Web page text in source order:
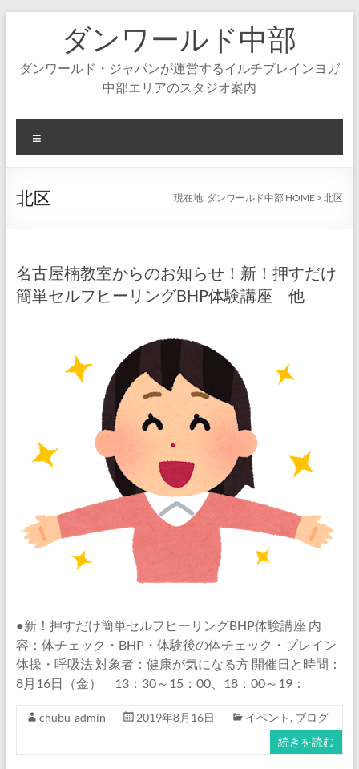
ダンワールド中部
ダンワールド・ジャパンが運営するイルチブレインヨガ
中部エリアのスタジオ案内
ニ
ー
北区 現在地: ダンワールド中部 HOME >北区
名古屋楠教室からのお知らせ！新！押すだけ
簡単セルフヒーリングBHP体験講座 他
●新！押すだけ簡単セルフヒーリングBHP体験講座 内
容：体チェック・BHP・体験後の体チェック・ブレイン
体操・呼吸法 対象者：健康が気になる方 開催日と時間：
8月16日（金） 13：30～15：00、18：00～19：
chubu-admin 2019年8月16日 イベント , ブログ
続きを読む